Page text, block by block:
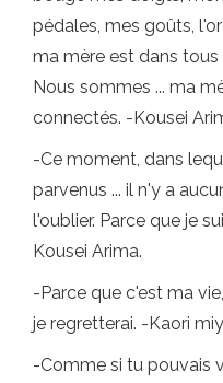
pédales, mes goûts,
ma mère est dans
Nous sommes ... ma
connectés. -Kousei
-Ce moment, dans
parvenus ... il n'y a
l'oublier. Parce que je
Kousei Arima.
-Parce que c'est ma
je regretterai. -Kaori
-Comme si tu pouvais